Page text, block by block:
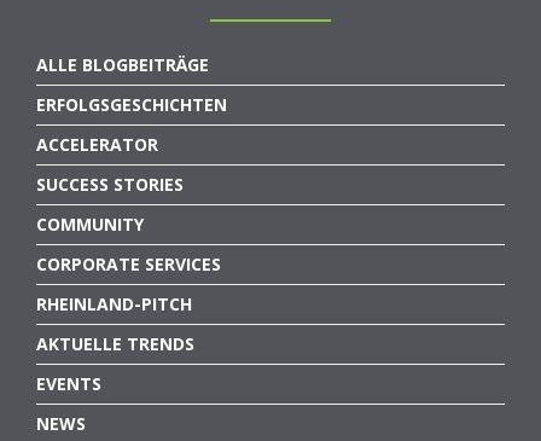
ALLE BLOGBEITRÄGE
ERFOLGSGESCHICHTEN
ACCELERATOR
SUCCESS STORIES
COMMUNITY
CORPORATE SERVICES
RHEINLAND-PITCH
AKTUELLE TRENDS
EVENTS
NEWS